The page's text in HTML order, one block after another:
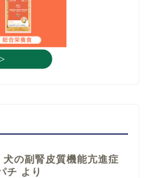
の副腎皮質機能亢進症
チ より